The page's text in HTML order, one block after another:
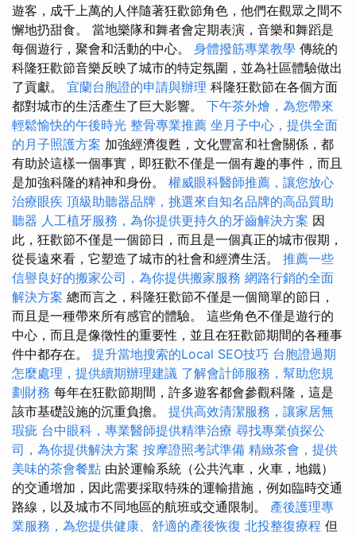
遊客，成千上萬的人伴隨著狂歡節角色，他們在觀眾之間不
懈地扔甜食。 當地樂隊和舞者會定期表演，音樂和舞蹈是
每個遊行，聚會和活動的中心。 身體撥筋專業教學 傳統的
科隆狂歡節音樂反映了城市的特定氛圍，並為社區體驗做出
了貢獻。 宜蘭台胞證的申請與辦理 科隆狂歡節在各個方面
都對城市的生活產生了巨大影響。 下午茶外燴，為您帶來
輕鬆愉快的午後時光 整骨專業推薦 坐月子中心，提供全面
的月子照護方案 加強經濟復甦，文化豐富和社會關係，都
有助於這樣一個事實，即狂歡不僅是一個有趣的事件，而且
是加強科隆的精神和身份。 權威眼科醫師推薦，讓您放心
治療眼疾 頂級助聽器品牌，挑選來自知名品牌的高品質助
聽器 人工植牙服務，為你提供更持久的牙齒解決方案 因
此，狂歡節不僅是一個節日，而且是一個真正的城市假期，
從長遠來看，它塑造了城市的社會和經濟生活。 推薦一些
信譽良好的搬家公司，為你提供搬家服務 網路行銷的全面
解決方案 總而言之，科隆狂歡節不僅是一個簡單的節日，
而且是一種帶來所有感官的體驗。 這些角色不僅是遊行的
中心，而且是像徵性的重要性，並且在狂歡節期間的各種事
件中都存在。 提升當地搜索的Local SEO技巧 台胞證過期
怎麼處理，提供續期辦理建議 了解會計師服務，幫助您規
劃財務 每年在狂歡節期間，許多遊客都會參觀科隆，這是
該市基礎設施的沉重負擔。 提供高效清潔服務，讓家居無
瑕疵 台中眼科，專業醫師提供精準治療 尋找專業偵探公
司，為你提供解決方案 按摩證照考試準備 精緻茶會，提供
美味的茶會餐點 由於運輸系統（公共汽車，火車，地鐵）
的交通增加，因此需要採取特殊的運輸措施，例如臨時交通
路線，以及城市不同地區的航班或交通限制。 產後護理專
業服務，為您提供健康、舒適的產後恢復 北投整復療程 但